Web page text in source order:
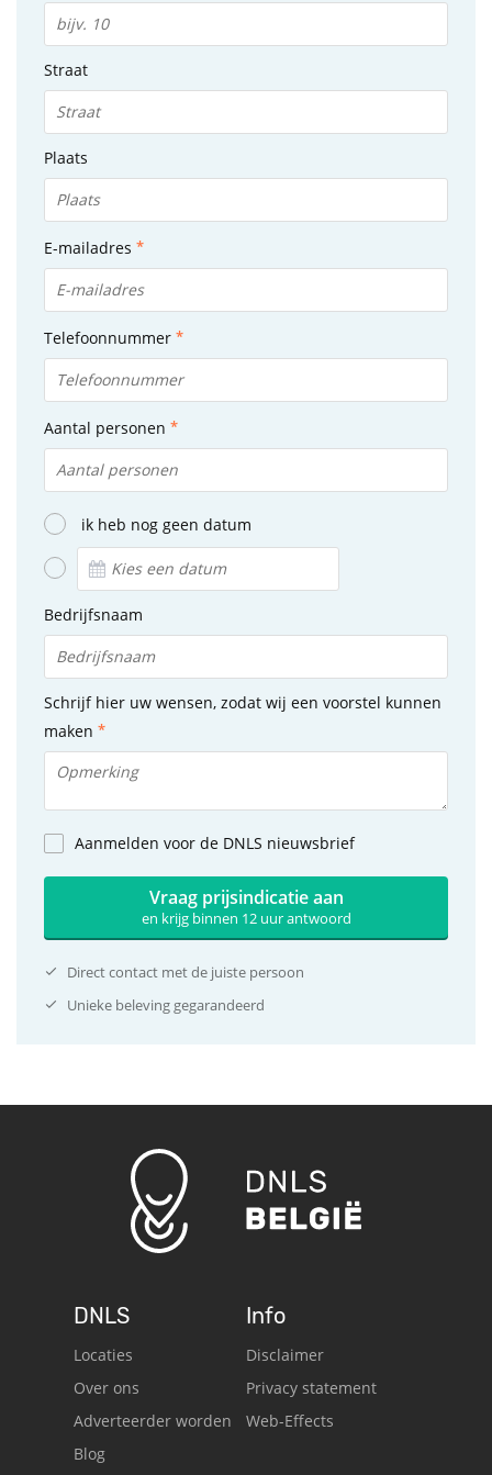
Straat
Plaats
E-mailadres
Telefoonnummer
Aantal personen
ik heb nog geen datum
Bedrijfsnaam
Schrijf hier uw wensen, zodat wij een voorstel kunnen
maken
Aanmelden voor de DNLS nieuwsbrief
Vraag prijsindicatie aan
en krijg binnen 12 uur antwoord
Direct contact met de juiste persoon
Unieke beleving gegarandeerd
DNLS
Locaties
Over ons
Adverteerder worden
Blog
Info
Disclaimer
Privacy statement
Web-Effects